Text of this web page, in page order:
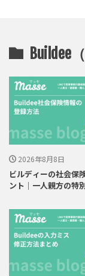
Buildee
2026年8月8日
ビルディーの社会保
ント｜一人親方の特